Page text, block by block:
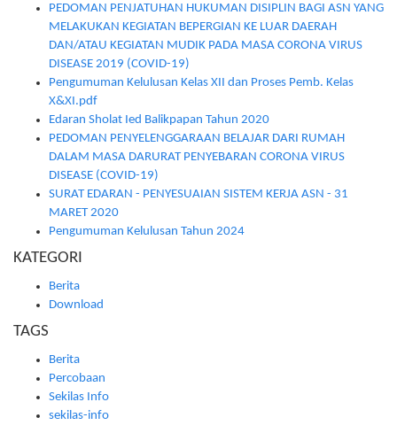
PEDOMAN PENJATUHAN HUKUMAN DISIPLIN BAGI ASN YANG
MELAKUKAN KEGIATAN BEPERGIAN KE LUAR DAERAH
DAN/ATAU KEGIATAN MUDIK PADA MASA CORONA VIRUS
DISEASE 2019 (COVID-19)
Pengumuman Kelulusan Kelas XII dan Proses Pemb. Kelas
X&XI.pdf
Edaran Sholat Ied Balikpapan Tahun 2020
PEDOMAN PENYELENGGARAAN BELAJAR DARI RUMAH
DALAM MASA DARURAT PENYEBARAN CORONA VIRUS
DISEASE (COVID-19)
SURAT EDARAN - PENYESUAIAN SISTEM KERJA ASN - 31
MARET 2020
Pengumuman Kelulusan Tahun 2024
KATEGORI
Berita
Download
TAGS
Berita
Percobaan
Sekilas Info
sekilas-info